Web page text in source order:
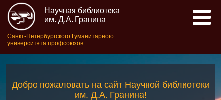
Научная библиотека
им. Д.А. Гранина
Санкт-Петербургского Гуманитарного
университета профсоюзов
Добро пожаловать на сайт Научной библиотеки
им. Д.А. Гранина!